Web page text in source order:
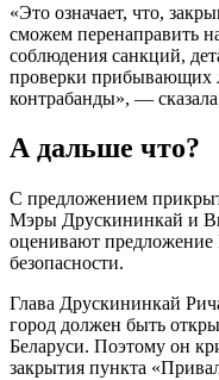
«Это означает, что,
сможем перенаправить
соблюдения санкций,
проверки прибывающих
контрабанды», —
А дальше что?
С предложением
Мэры Друскининкай и
оценивают
безопасности.
Глава Друскининкай
город должен быть
Беларуси. Поэтому он
закрытия пункта